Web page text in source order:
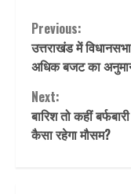
Continue
Reading
Previous:
उत्तराखंड में
अधिक बजट का
Next:
बारिश तो कहीं
कैसा रहेगा मौसम?